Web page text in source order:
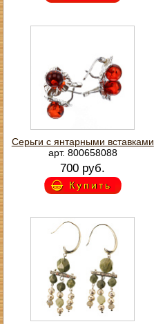
Серьги с янтарными вставками
арт. 800658088
700 руб.
Купить